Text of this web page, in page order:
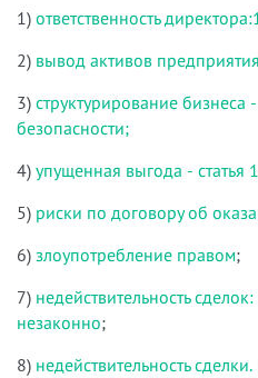
1) ответственность
2) вывод активов
3) структурирование бизнеса
безопасности;
4) упущенная выгода - статья
5) риски по договору об
6) злоупотребление правом;
7) недействительность
незаконно;
8) недействительность